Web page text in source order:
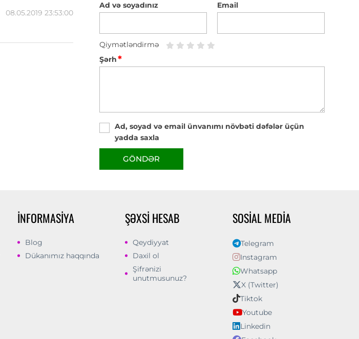
08.05.2019 23:53:00
Ad və soyadınız Email
Qiymətləndirmə
Şərh*
Ad, soyad və email ünvanımı növbəti dəfələr üçün
yadda saxla
GÖNDƏR
İNFORMASIYA
Blog
Dükanımız haqqında
ŞƏXSI HESAB
Qeydiyyat
Daxil ol
Şifrənizi
unutmusunuz?
SOSIAL MEDIA
Telegram
Instagram
Whatsapp
X (Twitter)
Tiktok
Youtube
Linkedin